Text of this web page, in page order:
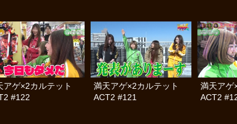
アゲ×2カルテット
#122
満天アゲ×2カルテット
ACT2 #121
満天ア
ACT2